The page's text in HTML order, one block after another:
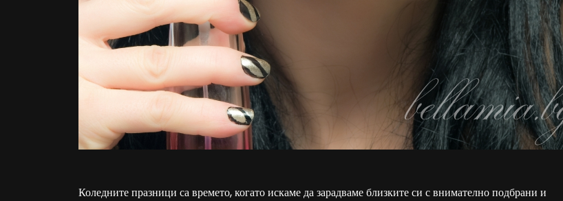
Коледните празници са времето, когато искаме да зарадваме близките си с внимателно подбрани и